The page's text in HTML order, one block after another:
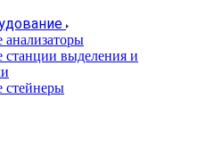
анализаторы
станции выделения и
стейнеры